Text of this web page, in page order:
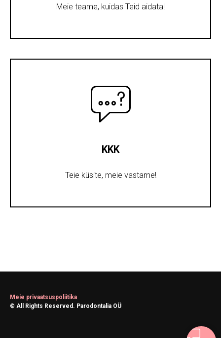
Meie teame, kuidas Teid aidata!
KKK
Teie küsite, meie vastame!
Meie privaatsuspoliitika
© All Rights Reserved. Parodontalia OÜ